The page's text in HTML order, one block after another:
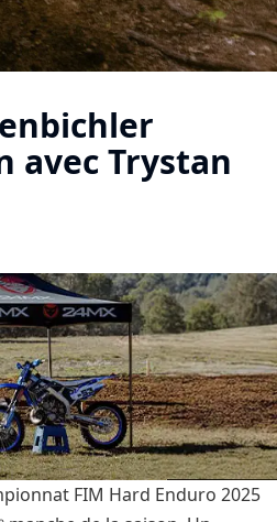
avec Trystan
FIM Hard Enduro 2025